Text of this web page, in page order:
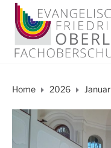
Home 2026 Januar